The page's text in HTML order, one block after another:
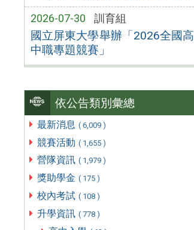
2026-07-30 訓育組
國立屏東大學舉辦「2026全國高
中職專題競賽」
依公告類別彙總
最新消息 ( 6,009 )
競賽活動 ( 1,655 )
營隊資訊 ( 1,979 )
獎助學金 ( 175 )
校內考試 ( 108 )
升學資訊 ( 778 )